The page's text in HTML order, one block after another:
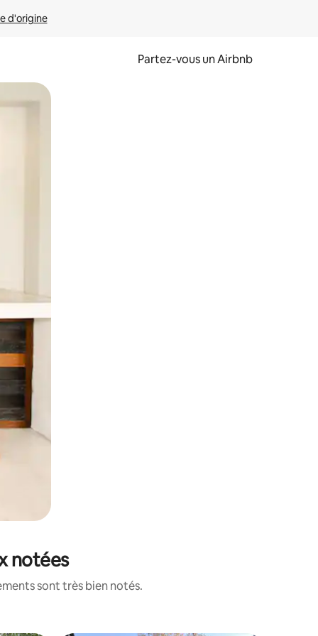
d'origine
Partez-vous un Airbnb
en les faisant glisser.
notées
sont très bien notés.